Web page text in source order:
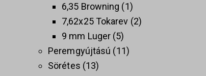
6,35 Browning
1
7,62x25 Tokarev 2
9 mm Luger 5
Peremgyújtású
11
Sörétes 13